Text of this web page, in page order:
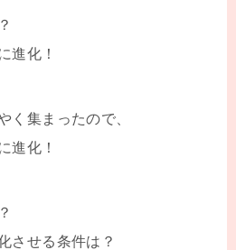
進化！
く集まったので、
進化！
させる条件は？